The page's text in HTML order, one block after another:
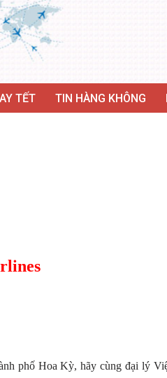
TẾT TIN HÀNG KHÔNG
phố Hoa Kỳ, hãy cùng đại lý